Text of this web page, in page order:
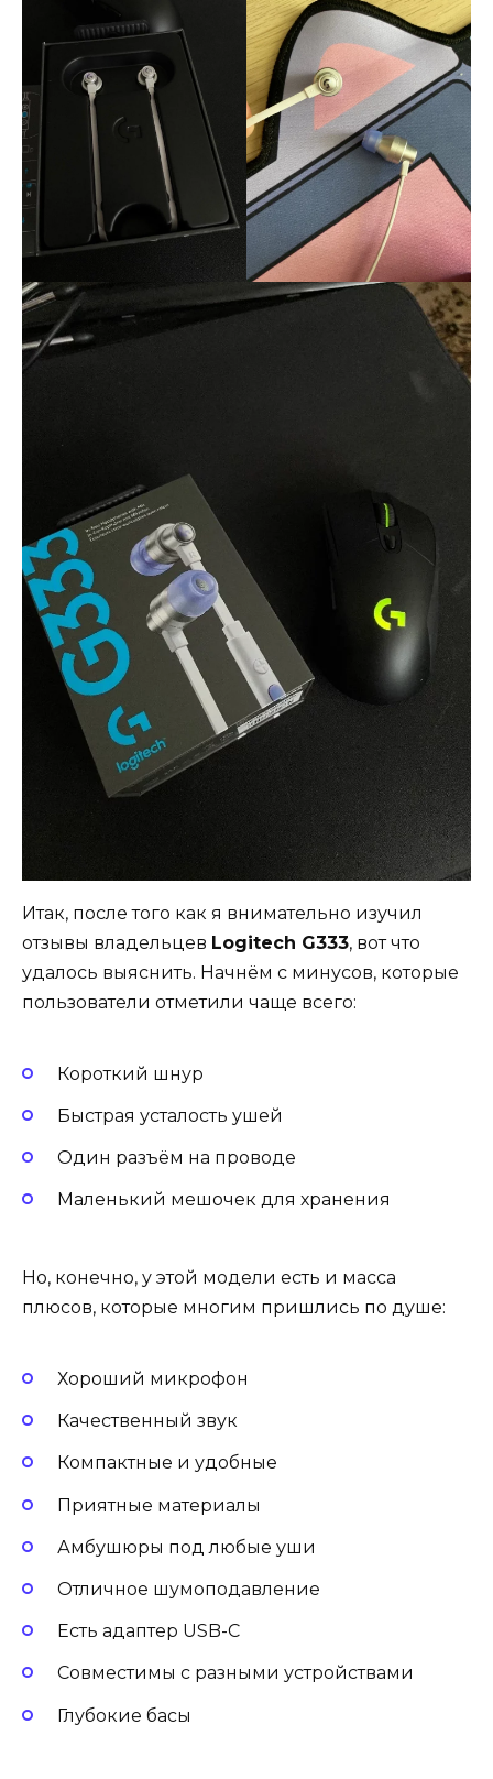
Итак, после того как я внимательно изучил
отзывы владельцев Logitech G333, вот что
удалось выяснить. Начнём с минусов, которые
пользователи отметили чаще всего:
Короткий шнур
Быстрая усталость ушей
Один разъём на проводе
Маленький мешочек для хранения
Но, конечно, у этой модели есть и масса
плюсов, которые многим пришлись по душе:
Хороший микрофон
Качественный звук
Компактные и удобные
Приятные материалы
Амбушюры под любые уши
Отличное шумоподавление
Есть адаптер USB-C
Совместимы с разными устройствами
Глубокие басы